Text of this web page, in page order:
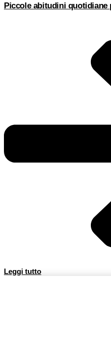
Piccole abitudini quotidiane
Leggi tutto